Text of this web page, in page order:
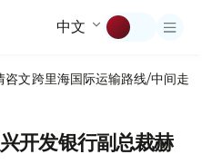
中文
咨文跨里海国际运输路线/中间走廊
开发银行副总裁赫